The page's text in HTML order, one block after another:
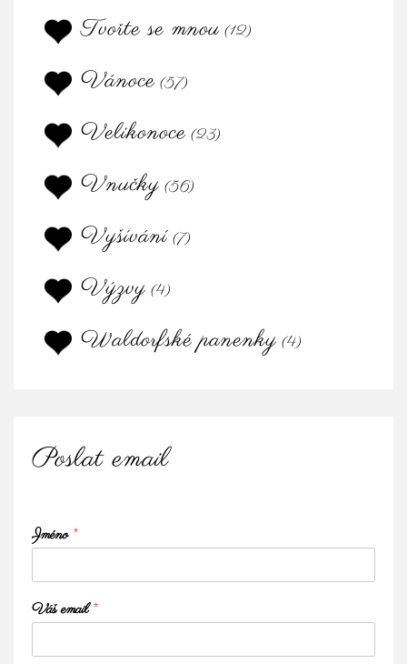
Tvořte se mnou (12)
Vánoce (57)
Velikonoce (23)
Vnučky (56)
Vyšívání (7)
Výzvy (4)
Waldorfské panenky (4)
Poslat email
Jméno *
Váš email*